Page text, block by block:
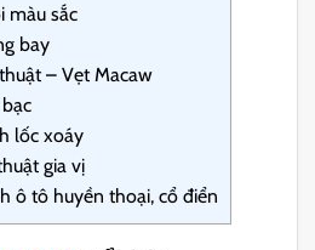
màu sắc
bay
– Vẹt Macaw
lốc xoáy
gia vị
ô tô huyền thoại, cổ điển